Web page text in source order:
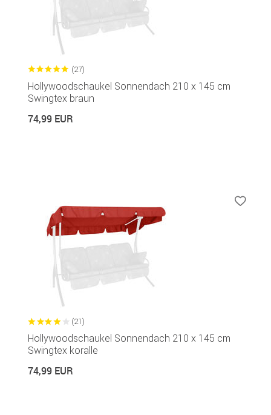
(27)
Hollywoodschaukel Sonnendach 210 x 145 cm
Swingtex braun
74,99 EUR
(21)
Hollywoodschaukel Sonnendach 210 x 145 cm
Swingtex koralle
74,99 EUR